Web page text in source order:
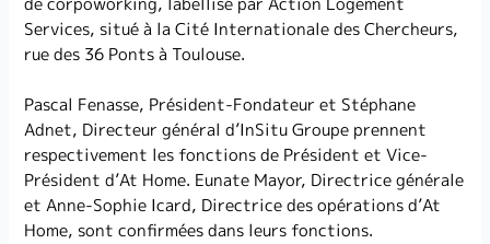
Services, situé à la Cité Internationale des Chercheurs,
rue des 36 Ponts à Toulouse.
Pascal Fenasse, Président-Fondateur et Stéphane
Adnet, Directeur général d’InSitu Groupe prennent
respectivement les fonctions de Président et Vice-
Président d’At Home. Eunate Mayor, Directrice générale
et Anne-Sophie Icard, Directrice des opérations d’At
Home, sont confirmées dans leurs fonctions.